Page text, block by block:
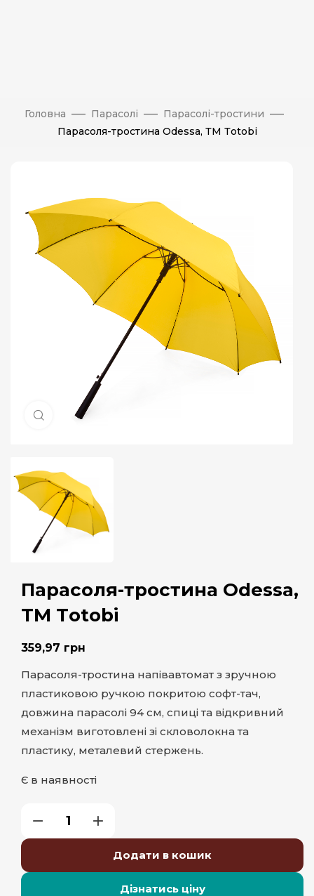
Головна Парасолі
Парасолі-тростини
Парасоля-тростина Odessa, ТМ Тotobi
Натисніть, щоб збільшити
Парасоля-тростина Odessa,
ТМ Тotobi
359,97 грн
Парасоля-тростина напівавтомат з зручною
пластиковою ручкою покритою софт-тач,
довжина парасолі 94 см, спиці та відкривний
механізм виготовлені зі скловолокна та
пластику, металевий стержень.
Є в наявності
Додати в кошик
Дізнатись ціну